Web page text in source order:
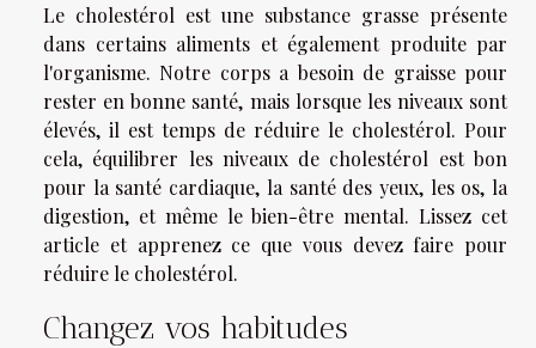
Le cholestérol est une substance grasse présente
dans certains aliments et également produite par
l'organisme. Notre corps a besoin de graisse pour
rester en bonne santé, mais lorsque les niveaux sont
élevés, il est temps de réduire le cholestérol. Pour
cela, équilibrer les niveaux de cholestérol est bon
pour la santé cardiaque, la santé des yeux, les os, la
digestion, et même le bien-être mental. Lissez cet
article et apprenez ce que vous devez faire pour
réduire le cholestérol.
Changez vos habitudes